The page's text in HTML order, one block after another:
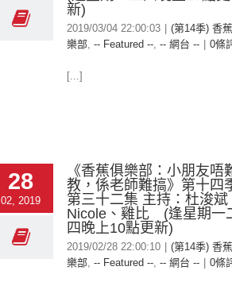
新)
2019/03/04 22:00:03
(第14季) 香
樂部, -- Featured --, -- 網台 -- 0條
[...]
28
02, 2019
《香蕉俱樂部：小朋友唔
教，係老師難搞》第十四
第三十二集 主持：杜浚斌
Nicole、雞比 (逢星期一
四晚上10點更新)
2019/02/28 22:00:10
(第14季) 香
樂部, -- Featured --, -- 網台 -- 0條